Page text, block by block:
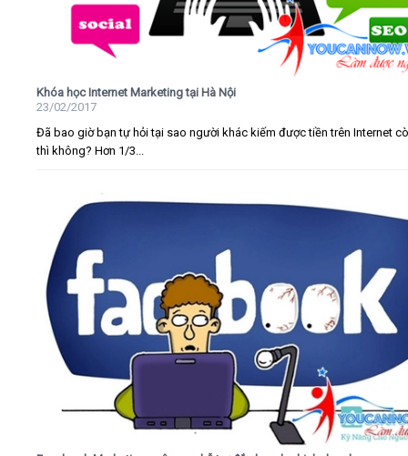
Khóa học Internet Marketing tại Hà Nội
23/02/2017
Đã bao giờ bạn tự hỏi tại sao người khác kiếm được tiền trên Internet
thì không? Hơn 1/3...